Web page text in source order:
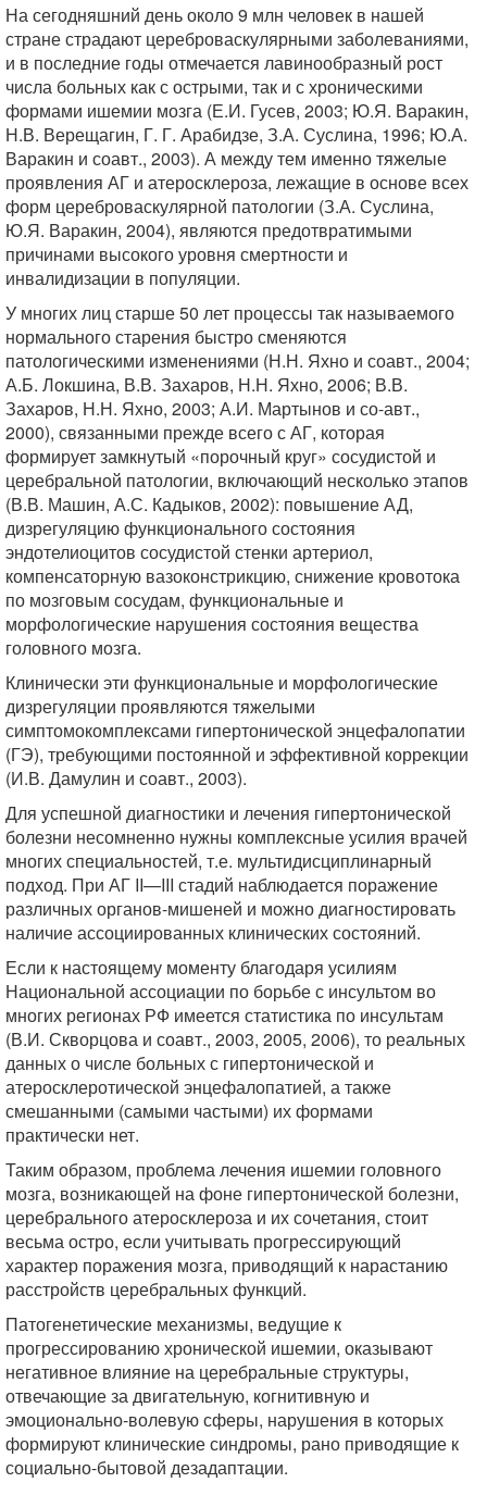
На сегодняшний день около 9 млн человек в нашей
стране страдают цереброваскулярными заболеваниями,
и в последние годы отмечается лавинообразный рост
числа больных как с острыми, так и с хроническими
формами ишемии мозга (Е.И. Гусев, 2003; Ю.Я. Варакин,
Н.В. Верещагин, Г. Г. Арабидзе, З.А. Суслина, 1996; Ю.А.
Варакин и соавт., 2003). А между тем именно тяжелые
проявления АГ и атеросклероза, лежащие в основе всех
форм цереброваскулярной патологии (З.А. Суслина,
Ю.Я. Варакин, 2004), являются предотвратимыми
причинами высокого уровня смертности и
инвалидизации в популяции.
У многих лиц старше 50 лет процессы так называемого
нормального старения быстро сменяются
патологическими изменениями (Н.Н. Яхно и соавт., 2004;
А.Б. Локшина, В.В. Захаров, Н.Н. Яхно, 2006; В.В.
Захаров, Н.Н. Яхно, 2003; А.И. Мартынов и со-авт.,
2000), связанными прежде всего с АГ, которая
формирует замкнутый «порочный круг» сосудистой и
церебральной патологии, включающий несколько этапов
(В.В. Машин, А.С. Кадыков, 2002): повышение АД,
дизрегуляцию функционального состояния
эндотелиоцитов сосудистой стенки артериол,
компенсаторную вазоконстрикцию, снижение кровотока
по мозговым сосудам, функциональные и
морфологические нарушения состояния вещества
головного мозга.
Клинически эти функциональные и морфологические
дизрегуляции проявляются тяжелыми
симптомокомплексами гипертонической энцефалопатии
(ГЭ), требующими постоянной и эффективной коррекции
(И.В. Дамулин и соавт., 2003).
Для успешной диагностики и лечения гипертонической
болезни несомненно нужны комплексные усилия врачей
многих специальностей, т.е. мультидисциплинарный
подход. При АГ II—III стадий наблюдается поражение
различных органов-мишеней и можно диагностировать
наличие ассоциированных клинических состояний.
Если к настоящему моменту благодаря усилиям
Национальной ассоциации по борьбе с инсультом во
многих регионах РФ имеется статистика по инсультам
(В.И. Скворцова и соавт., 2003, 2005, 2006), то реальных
данных о числе больных с гипертонической и
атеросклеротической энцефалопатией, а также
смешанными (самыми частыми) их формами
практически нет.
Таким образом, проблема лечения ишемии головного
мозга, возникающей на фоне гипертонической болезни,
церебрального атеросклероза и их сочетания, стоит
весьма остро, если учитывать прогрессирующий
характер поражения мозга, приводящий к нарастанию
расстройств церебральных функций.
Патогенетические механизмы, ведущие к
прогрессированию хронической ишемии, оказывают
негативное влияние на церебральные структуры,
отвечающие за двигательную, когнитивную и
эмоционально-волевую сферы, нарушения в которых
формируют клинические синдромы, рано приводящие к
социально-бытовой дезадаптации.